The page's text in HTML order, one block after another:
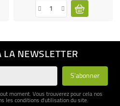
LA NEWSLETTER
moment. Vous trouverez pour cela nos
les conditions d'utilisation du site.